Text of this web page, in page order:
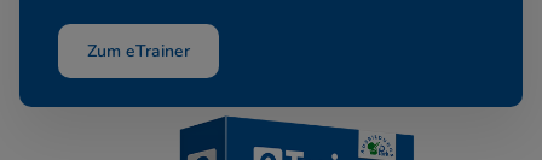
Zum eTrainer